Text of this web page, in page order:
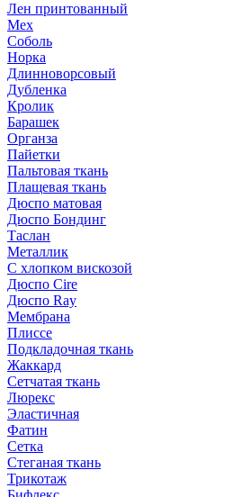
Лен принтованный
Мех
Соболь
Норка
Длинноворсовый
Дубленка
Кролик
Барашек
Органза
Пайетки
Пальтовая ткань
Плащевая ткань
Дюспо матовая
Дюспо Бондинг
Таслан
Металлик
С хлопком вискозой
Дюспо Cire
Дюспо Ray
Мембрана
Плиссе
Подкладочная ткань
Жаккард
Сетчатая ткань
Люрекс
Эластичная
Фатин
Сетка
Стеганая ткань
Трикотаж